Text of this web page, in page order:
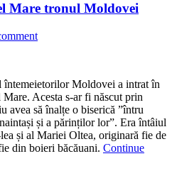
Mare tronul Moldovei
întemeietorilor Moldovei a intrat în
Acesta s-ar fi născut prin
avea să înalțe o biserică ”întru
și a părinților lor”. Era întâiul
și al Mariei Oltea, originară fie de
din boieri băcăuani. Continue